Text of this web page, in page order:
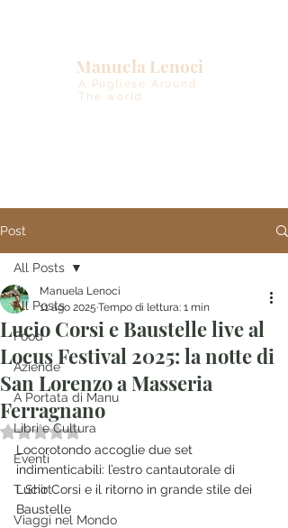
A Pugliese Around
The world
Manuela Lenoci
Post
All Posts
Food
Aziende
A Portata di Manu
Libri e Cultura
Eventi
T Shirt
Viaggi nel Mondo
All Posts
Lucio Corsi e Baustelle live al
Locus Festival 2025: la notte di
San Lorenzo a Masseria
Ferragnano
Manuela Lenoci
11 ago 2025 Tempo di lettura: 1 min
Valutazione NaN stelle su 5.
Locorotondo accoglie due set
indimenticabili: l’estro cantautorale di
Lucio Corsi e il ritorno in grande stile dei
Baustelle